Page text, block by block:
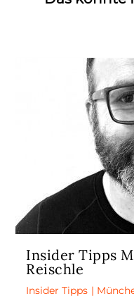
Insider Tipps
Reischle
Insider Tipps |